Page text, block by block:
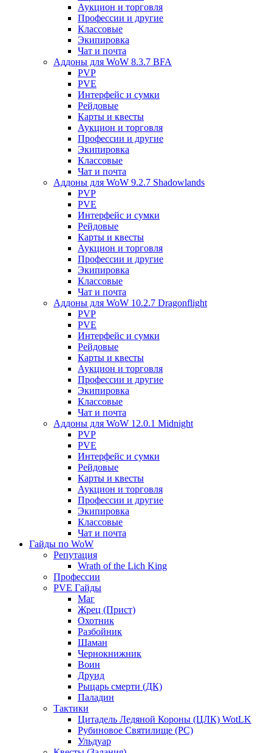
Аукцион и торговля
Профессии и другие
Классовые
Экипировка
Чат и почта
Аддоны для WoW 8.3.7 BFA
PVP
PVE
Интерфейс и сумки
Рейдовые
Карты и квесты
Аукцион и торговля
Профессии и другие
Экипировка
Классовые
Чат и почта
Аддоны для WoW 9.2.7 Shadowlands
PVP
PVE
Интерфейс и сумки
Рейдовые
Карты и квесты
Аукцион и торговля
Профессии и другие
Экипировка
Классовые
Чат и почта
Аддоны для WoW 10.2.7 Dragonflight
PVP
PVE
Интерфейс и сумки
Рейдовые
Карты и квесты
Аукцион и торговля
Профессии и другие
Экипировка
Классовые
Чат и почта
Аддоны для WoW 12.0.1 Midnight
PVP
PVE
Интерфейс и сумки
Рейдовые
Карты и квесты
Аукцион и торговля
Профессии и другие
Экипировка
Классовые
Чат и почта
Гайды по WoW
Репутация
Wrath of the Lich King
Профессии
PVE Гайды
Маг
Жрец (Прист)
Охотник
Разбойник
Шаман
Чернокнижник
Воин
Друид
Рыцарь смерти (ДК)
Паладин
Тактики
Цитадель Ледяной Короны (ЦЛК) WotLK
Рубиновое Святилище (РС)
Ульдуар